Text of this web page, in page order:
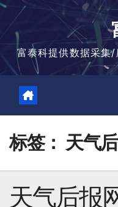
跳
富泰科提供数据采集
标签： 天气
天气后报